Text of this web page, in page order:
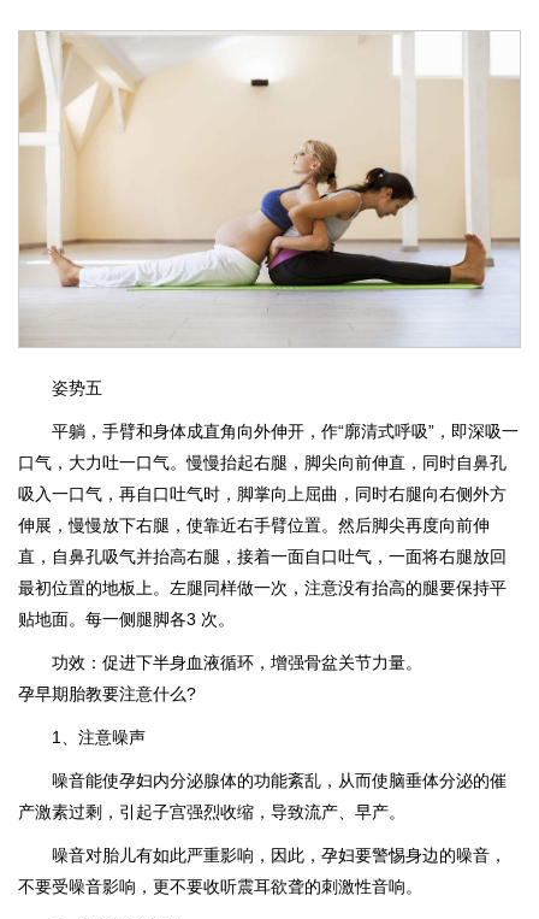
姿势五
平躺，手臂和身体成直角向外伸开，作“廓清式呼吸”，即深吸一
口气，大力吐一口气。慢慢抬起右腿，脚尖向前伸直，同时自鼻孔
吸入一口气，再自口吐气时，脚掌向上屈曲，同时右腿向右侧外方
伸展，慢慢放下右腿，使靠近右手臂位置。然后脚尖再度向前伸
直，自鼻孔吸气并抬高右腿，接着一面自口吐气，一面将右腿放回
最初位置的地板上。左腿同样做一次，注意没有抬高的腿要保持平
贴地面。每一侧腿脚各3 次。
功效：促进下半身血液循环，增强骨盆关节力量。
孕早期胎教要注意什么?
1、注意噪声
噪音能使孕妇内分泌腺体的功能紊乱，从而使脑垂体分泌的催
产激素过剩，引起子宫强烈收缩，导致流产、早产。
噪音对胎儿有如此严重影响，因此，孕妇要警惕身边的噪音，
不要受噪音影响，更不要收听震耳欲聋的刺激性音响。